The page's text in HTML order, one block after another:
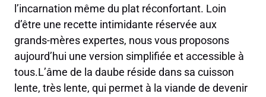
l’incarnation même du plat réconfortant. Loin
d’être une recette intimidante réservée aux
grands-mères expertes, nous vous proposons
aujourd’hui une version simplifiée et accessible à
tous.L’âme de la daube réside dans sa cuisson
lente, très lente, qui permet à la viande de devenir